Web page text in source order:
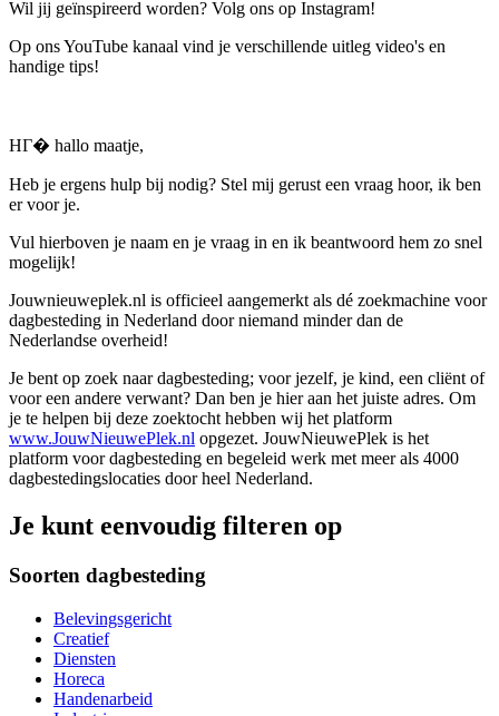
Wil jij geïnspireerd worden? Volg ons op Instagram!
Op ons YouTube kanaal vind je verschillende uitleg video's en
handige tips!
HГ� hallo maatje,
Heb je ergens hulp bij nodig? Stel mij gerust een vraag hoor, ik ben
er voor je.
Vul hierboven je naam en je vraag in en ik beantwoord hem zo snel
mogelijk!
Jouwnieuweplek.nl is officieel aangemerkt als dé zoekmachine voor
dagbesteding in Nederland door niemand minder dan de
Nederlandse overheid!
Je bent op zoek naar dagbesteding; voor jezelf, je kind, een cliënt of
voor een andere verwant? Dan ben je hier aan het juiste adres. Om
je te helpen bij deze zoektocht hebben wij het platform
www.JouwNieuwePlek.nl opgezet. JouwNieuwePlek is het
platform voor dagbesteding en begeleid werk met meer als 4000
dagbestedingslocaties door heel Nederland.
Je kunt eenvoudig filteren op
Soorten dagbesteding
Belevingsgericht
Creatief
Diensten
Horeca
Handenarbeid